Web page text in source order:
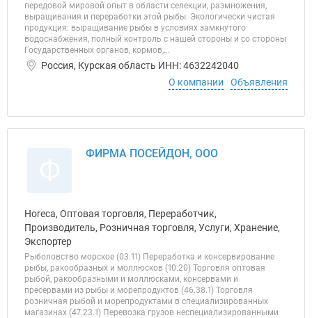
передовой мировой опыт в области селекции, размножения,
выращивания и переработки этой рыбы. Экологически чистая
продукция: выращивание рыбы в условиях замкнутого
водоснабжения, полный контроль с нашей стороны и со стороны
Государственных органов, кормов,...
Россия, Курская область ИНН: 4632242040
О компании
Объявления
ФИРМА ПОСЕЙДОН, ООО
Horeca, Оптовая торговля, Переработчик,
Производитель, Розничная торговля, Услуги, Хранение,
Экспортер
Рыболовство морское (03.11) Переработка и консервирование
рыбы, ракообразных и моллюсков (10.20) Торговля оптовая
рыбой, ракообразными и моллюсками, консервами и
пресервами из рыбы и морепродуктов (46.38.1) Торговля
розничная рыбой и морепродуктами в специализированных
магазинах (47.23.1) Перевозка грузов неспециализированными